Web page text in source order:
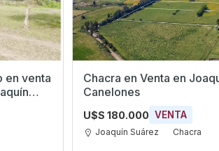
en venta
Chacra en Venta en Joaquín Suárez,
Canelones
U$S 180.000 VENTA
Joaquín Suárez Chacra